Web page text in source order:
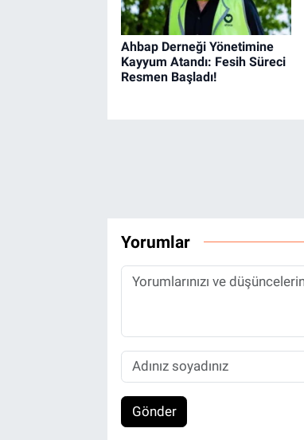
Ahbap Derneği Yönetimine
Kayyum Atandı: Fesih Süreci
Resmen Başladı!
Yorumlar
Gönder